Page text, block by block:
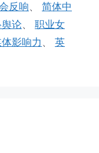
反响、 简体中
论、 职业女
影响力 、 英